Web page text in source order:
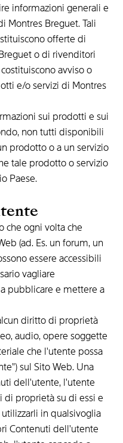
informazioni generali e
Montres Breguet. Tali
offerte di
o di rivenditori
avviso o
e/o servizi di Montres
sui prodotti e sui
non tutti disponibili
prodotto o a un servizio
tale prodotto o servizio
Paese.
che ogni volta che
(ad. Es. un forum, un
essere accessibili
vagliare
pubblicare e mettere a
diritto di proprietà
audio, opere soggette
che l'utente possa
sul Sito Web. Una
dell'utente, l'utente
proprietà su di essi e
in qualsivoglia
Contenuti dell'utente